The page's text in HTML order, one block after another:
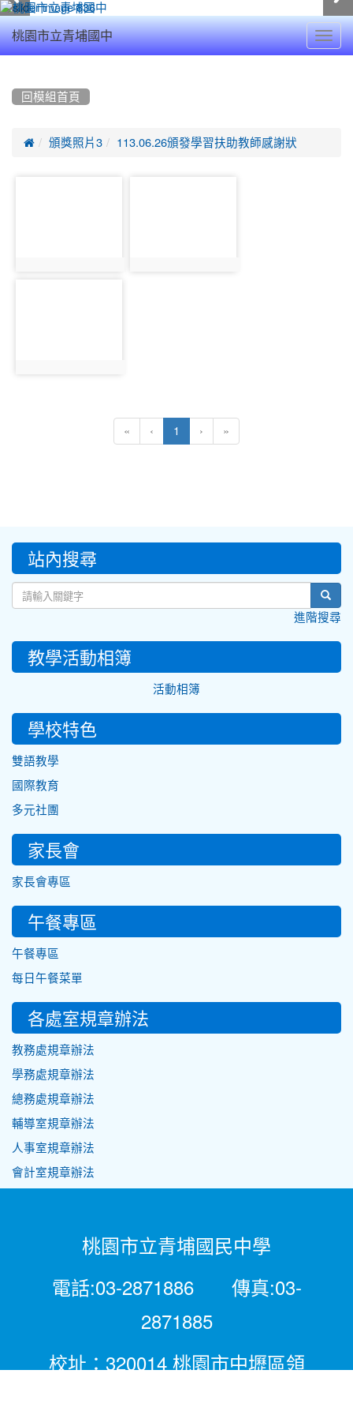
桃園市立青埔國中
回模組首頁
 頒獎照片3 113.06.26頒發學習扶助教師感謝狀
« ‹ 1 (current)
› »
::: 站內搜尋
進階搜尋
教學活動相簿
活動相簿
學校特色
雙語教學
國際教育
多元社團
家長會
家長會專區
午餐專區
午餐專區
每日午餐菜單
各處室規章辦法
教務處規章辦法
學務處規章辦法
總務處規章辦法
輔導室規章辦法
人事室規章辦法
會計室規章辦法
桃園市立青埔國民中學
電話:03-2871886 傳真:03-
2871885
校址：320014 桃園市中壢區領